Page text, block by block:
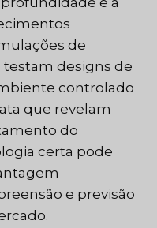
de
designs de
controlado
que revelam
do
certa pode
e previsão